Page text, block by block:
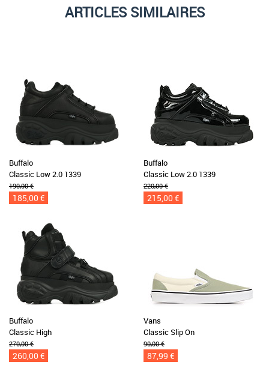
ARTICLES SIMILAIRES
Buffalo
Classic Low 2.0 1339
190,00 €
185,00 €
Buffalo
Classic Low 2.0 1339
220,00 €
215,00 €
Buffalo
Classic High
270,00 €
260,00 €
Vans
Classic Slip On
90,00 €
87,99 €